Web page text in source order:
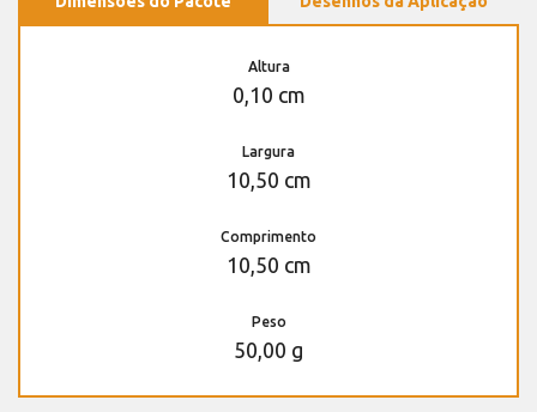
Altura
0,10 cm
Largura
10,50 cm
Comprimento
10,50 cm
Peso
50,00 g